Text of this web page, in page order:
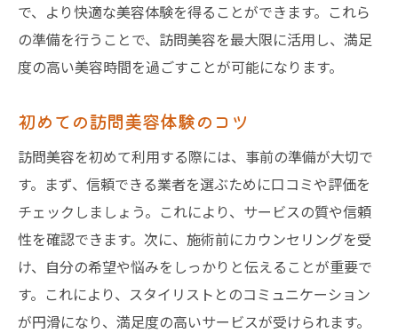
で、より快適な美容体験を得ることができます。これら
の準備を行うことで、訪問美容を最大限に活用し、満足
度の高い美容時間を過ごすことが可能になります。
初めての訪問美容体験のコツ
訪問美容を初めて利用する際には、事前の準備が大切で
す。まず、信頼できる業者を選ぶために口コミや評価を
チェックしましょう。これにより、サービスの質や信頼
性を確認できます。次に、施術前にカウンセリングを受
け、自分の希望や悩みをしっかりと伝えることが重要で
す。これにより、スタイリストとのコミュニケーション
が円滑になり、満足度の高いサービスが受けられます。